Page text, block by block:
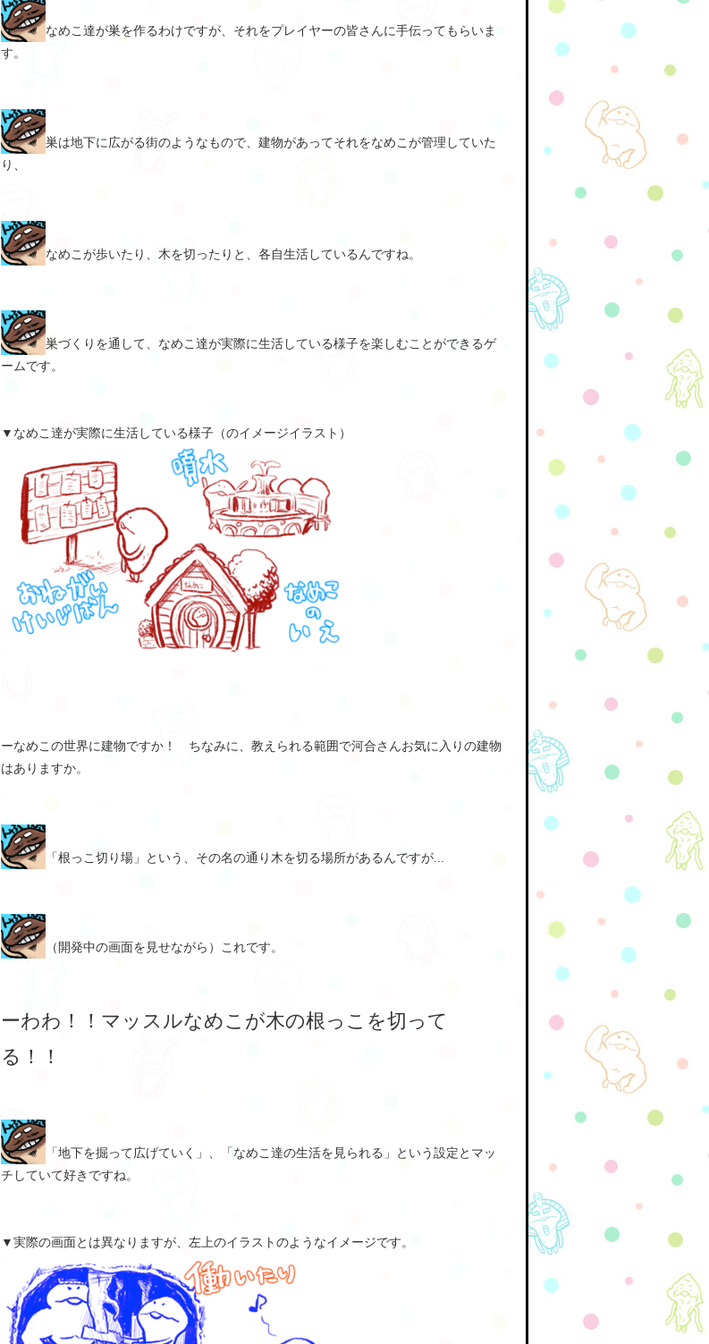
なめこ達が巣を作るわけですが、それをプレイヤーの皆さんに手伝ってもらいま
す。
巣は地下に広がる街のようなもので、建物があってそれをなめこが管理していた
り、
なめこが歩いたり、木を切ったりと、各自生活しているんですね。
巣づくりを通して、なめこ達が実際に生活している様子を楽しむことができるゲ
ームです。
▼なめこ達が実際に生活している様子（のイメージイラスト）
ーなめこの世界に建物ですか！ ちなみに、教えられる範囲で河合さんお気に入りの建物
はありますか。
「根っこ切り場」という、その名の通り木を切る場所があるんですが...
（開発中の画面を見せながら）これです。
ーわわ！！マッスルなめこが木の根っこを切って
る！！
「地下を掘って広げていく」、「なめこ達の生活を見られる」という設定とマッ
チしていて好きですね。
▼実際の画面とは異なりますが、左上のイラストのようなイメージです。